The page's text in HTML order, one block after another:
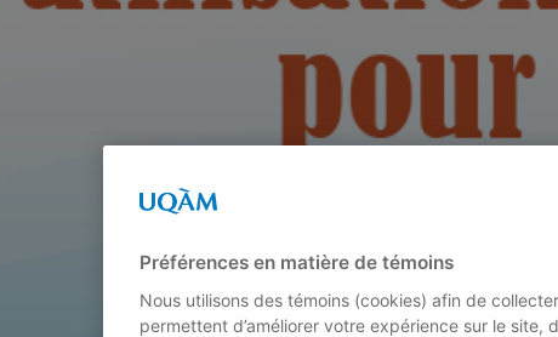
Préférences en matière de témoins
Nous utilisons des témoins (cookies) afin de
permettent d’améliorer votre expérience sur le site,